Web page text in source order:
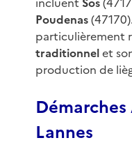
Poudenas
particulièrement
traditionnelet
production de
Lannes